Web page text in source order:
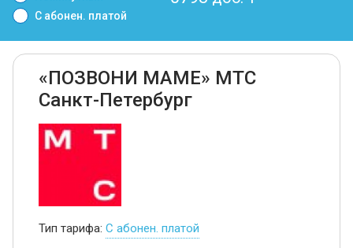
С абонен. платой
«ПОЗВОНИ МАМЕ» МТС
Санкт-Петербург
Тип тарифа: С абонен. платой